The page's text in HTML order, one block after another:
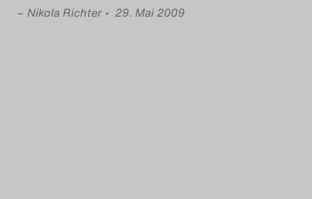
Das Theatertreffen-Blog
– Nikola Richter • 29. Mai 2009